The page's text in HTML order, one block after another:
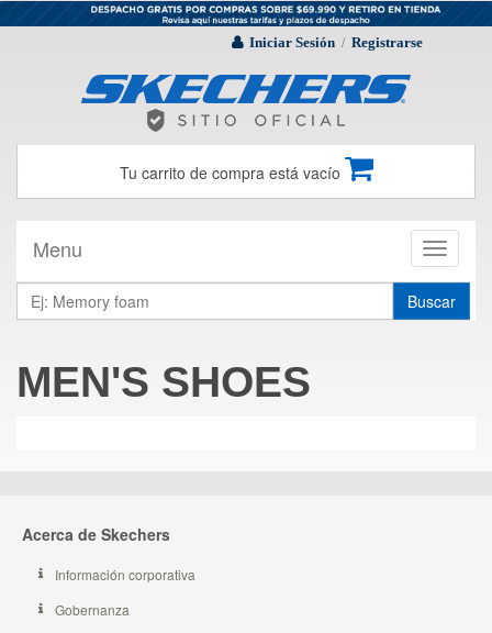
Iniciar Sesión / Registrarse
Tu carrito de compra está vacío
Toggle
Menu
Buscar
MEN'S SHOES
Acerca de Skechers
Información corporativa
Gobernanza